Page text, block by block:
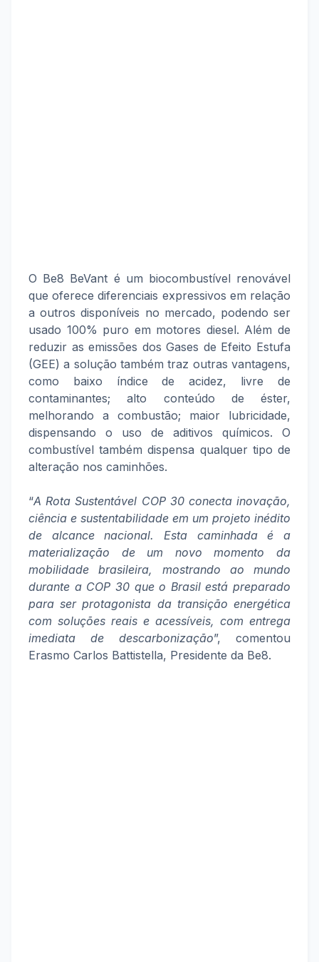
O Be8 BeVant é um biocombustível renovável
que oferece diferenciais expressivos em relação
a outros disponíveis no mercado, podendo ser
usado 100% puro em motores diesel. Além de
reduzir as emissões dos Gases de Efeito Estufa
(GEE) a solução também traz outras vantagens,
como baixo índice de acidez, livre de
contaminantes; alto conteúdo de éster,
melhorando a combustão; maior lubricidade,
dispensando o uso de aditivos químicos. O
combustível também dispensa qualquer tipo de
alteração nos caminhões.
“A Rota Sustentável COP 30 conecta inovação,
ciência e sustentabilidade em um projeto inédito
de alcance nacional. Esta caminhada é a
materialização de um novo momento da
mobilidade brasileira, mostrando ao mundo
durante a COP 30 que o Brasil está preparado
para ser protagonista da transição energética
com soluções reais e acessíveis, com entrega
imediata de descarbonização”, comentou
Erasmo Carlos Battistella, Presidente da Be8.